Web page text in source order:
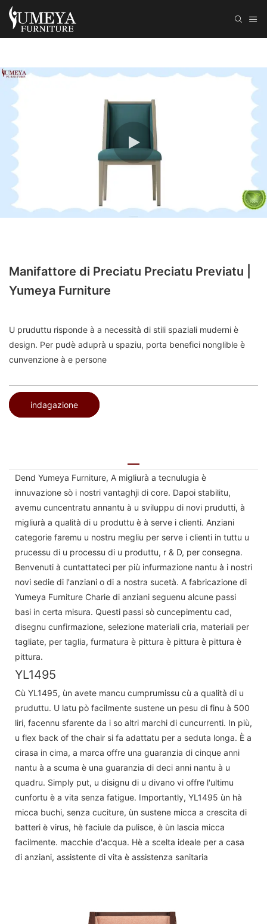
Manifattore di Preciatu Preciatu Previatu |
Yumeya Furniture
U pruduttu risponde à a necessità di stili spaziali muderni è
design. Per pudè aduprà u spaziu, porta benefici nonglible è
cunvenzione à e persone
indagazione
Dend Yumeya Furniture, A migliurà a tecnulugia è
innuvazione sò i nostri vantaghji di core. Dapoi stabilitu,
avemu cuncentratu annantu à u sviluppu di novi prudutti, à
migliurà a qualità di u produttu è à serve i clienti. Anziani
categorie faremu u nostru megliu per serve i clienti in tuttu u
prucessu di u processu di u produttu, r & D, per consegna.
Benvenuti à cuntattateci per più infurmazione nantu à i nostri
novi sedie di l'anziani o di a nostra sucetà. A fabricazione di
Yumeya Furniture Charie di anziani seguenu alcune passi
basi in certa misura. Questi passi sò cuncepimentu cad,
disegnu cunfirmazione, selezione materiali cria, materiali per
tagliate, per taglia, furmatura è pittura è pittura è pittura è
pittura.
YL1495
Cù YL1495, ùn avete mancu cumprumissu cù a qualità di u
pruduttu. U latu pò facilmente sustene un pesu di finu à 500
liri, facennu sfarente da i so altri marchi di cuncurrenti. In più,
u flex back of the chair si fa adattatu per a seduta longa. È a
cirasa in cima, a marca offre una guaranzia di cinque anni
nantu à a scuma è una guaranzia di deci anni nantu à u
quadru. Simply put, u disignu di u divano vi offre l'ultimu
cunfortu è a vita senza fatigue. Importantly, YL1495 ùn hà
micca buchi, senza cuciture, ùn sustene micca a crescita di
batteri è virus, hè faciule da pulisce, è ùn lascia micca
facilmente. macchie d'acqua. Hè a scelta ideale per a casa
di anziani, assistente di vita è assistenza sanitaria